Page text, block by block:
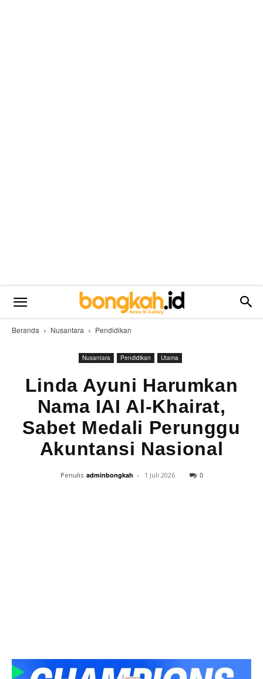
Beranda Nusantara Pendidikan
Nusantara Pendidikan Utama
Linda Ayuni Harumkan
Nama IAI Al-Khairat,
Sabet Medali Perunggu
Akuntansi Nasional
Penulis adminbongkah - 1 Juli 2026 0